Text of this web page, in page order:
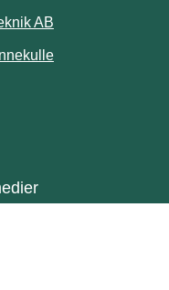
AB
Länk till annan
till annan webbplats.
webbplats.